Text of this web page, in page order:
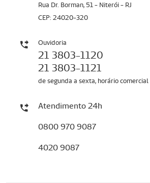
Rua Dr. Borman, 51 - Niterói - RJ
CEP: 24020-320
Ouvidoria
21 3803-1120
21 3803-1121
de segunda a sexta, horário comercial
Atendimento 24h
0800 970 9087
4020 9087